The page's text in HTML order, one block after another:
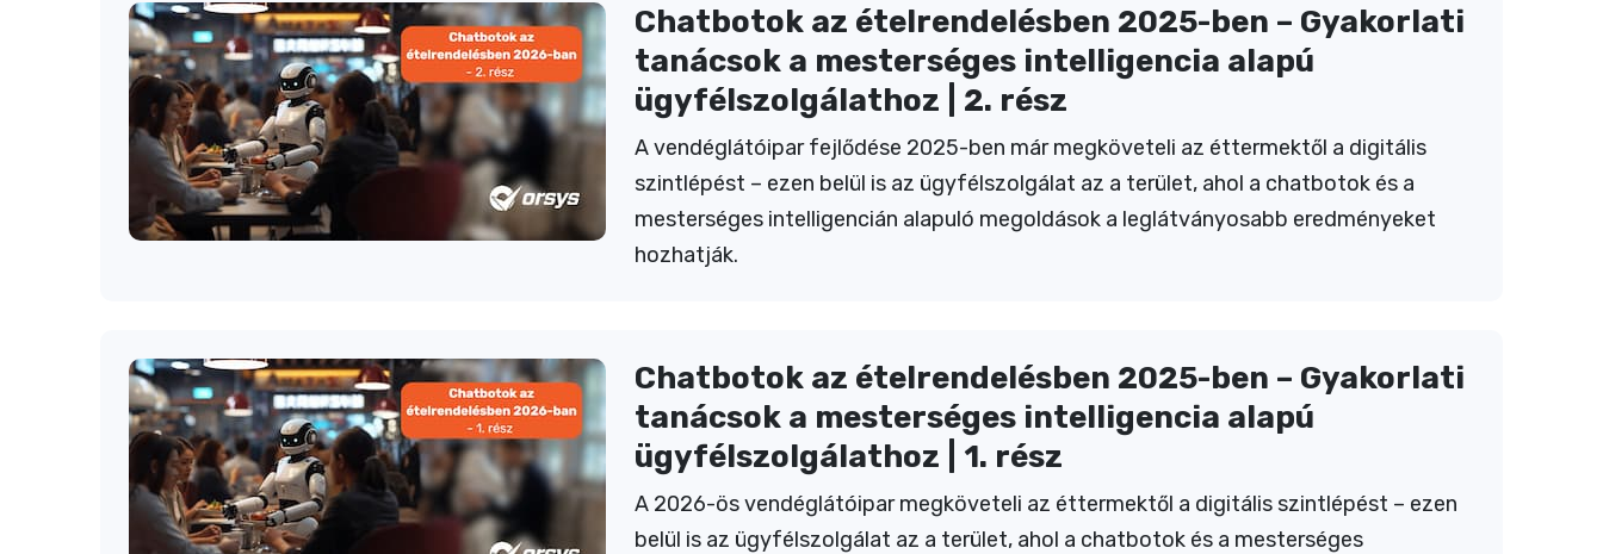
Chatbotok az ételrendelésben 2025-ben – Gyakorlati
tanácsok a mesterséges intelligencia alapú
ügyfélszolgálathoz | 2. rész
A vendéglátóipar fejlődése 2025-ben már megköveteli az éttermektől a digitális
szintlépést – ezen belül is az ügyfélszolgálat az a terület, ahol a chatbotok és a
mesterséges intelligencián alapuló megoldások a leglátványosabb eredményeket
hozhatják.
Chatbotok az ételrendelésben 2025-ben – Gyakorlati
tanácsok a mesterséges intelligencia alapú
ügyfélszolgálathoz | 1. rész
A 2026-ös vendéglátóipar megköveteli az éttermektől a digitális szintlépést – ezen
belül is az ügyfélszolgálat az a terület, ahol a chatbotok és a mesterséges